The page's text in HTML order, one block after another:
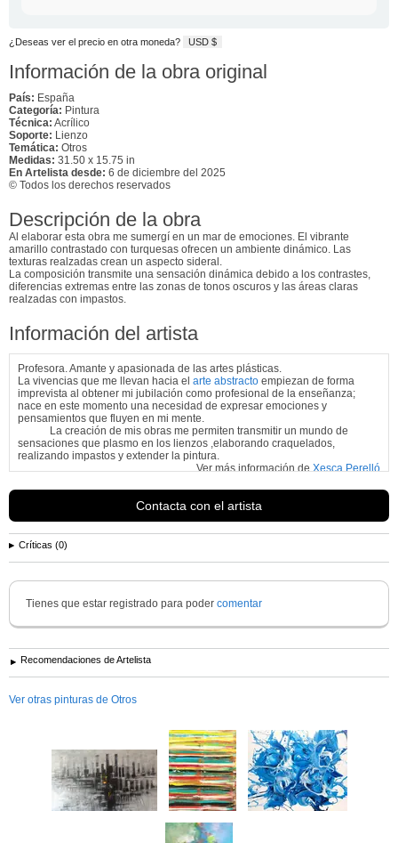
¿Deseas ver el precio en otra moneda? USD $
Información de la obra original
País: España
Categoría: Pintura
Técnica: Acrílico
Soporte: Lienzo
Temática: Otros
Medidas: 31.50 x 15.75 in
En Artelista desde: 6 de diciembre del 2025
© Todos los derechos reservados
Descripción de la obra
Al elaborar esta obra me sumergí en un mar de emociones. El vibrante
amarillo contrastado con turquesas ofrecen un ambiente dinámico. Las
texturas realzadas crean un aspecto sideral.
La composición transmite una sensación dinámica debido a los contrastes,
diferencias extremas entre las zonas de tonos oscuros y las áreas claras
realzadas con impastos.
Información del artista
Profesora. Amante y apasionada de las artes plásticas.
La vivencias que me llevan hacia el arte abstracto empiezan de forma
imprevista al obtener mi jubilación como profesional de la enseñanza;
nace en este momento una necesidad de expresar emociones y
pensamientos que fluyen en mi mente.
La creación de mis obras me permiten transmitir un mundo de
sensaciones que plasmo en los lienzos ,elaborando craquelados,
realizando impastos y extender la pintura.
Ver más información deXesca Perelló
Contacta con el artista
Críticas (0)
Tienes que estar registrado para poder comentar
Recomendaciones de Artelista
Ver otras pinturas de Otros